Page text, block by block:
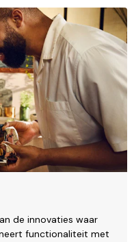
de innovaties waar
functionaliteit met